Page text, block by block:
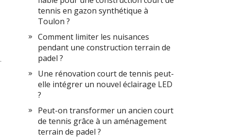
tennis en gazon synthétique à
Toulon ?
Comment limiter les nuisances
pendant une construction terrain de
padel ?
Une rénovation court de tennis peut-
elle intégrer un nouvel éclairage LED
?
Peut-on transformer un ancien court
de tennis grâce à un aménagement
terrain de padel ?